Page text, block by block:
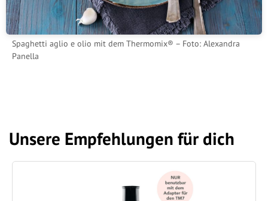
Spaghetti aglio e olio mit dem Thermomix® – Foto: Alexandra
Panella
Unsere Empfehlungen für dich